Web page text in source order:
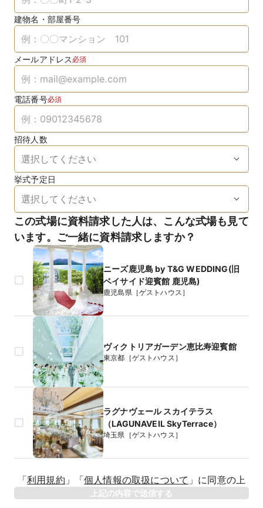
建物名・部屋番号
メールアドレス 必須
電話番号必須
招待人数
挙式予定日
この式場に資料請求した人は、こんな式場も見て
います。ご一緒に資料請求しますか？
ニーズ鹿児島 by T&G WEDDING(旧
ベイサイド迎賓館 鹿児島)
鹿児島県［ゲストハウス］
ヴィクトリアガーデン恵比寿迎賓館
東京都［ゲストハウス］
ラグナヴェール スカイテラス
（LAGUNAVEIL SkyTerrace）
埼玉県［ゲストハウス］
年
「利用規約 」 「個人情報の取扱について 」 に同意の上
上記の内容で送信する